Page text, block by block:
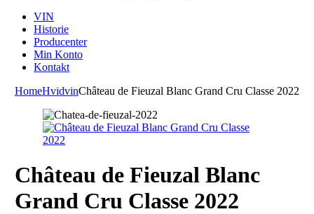
VIN
Historie
Producenter
Min Konto
Kontakt
HomeHvidvinChâteau de Fieuzal Blanc Grand Cru Classe 2022
Château de Fieuzal Blanc
Grand Cru Classe 2022